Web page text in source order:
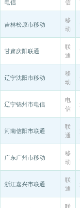
电信
信
吉林松原市移动
移
动
甘肃庆阳联通
联
通
辽宁沈阳市移动
移
动
辽宁锦州市电信
电
信
河南信阳市联通
联
通
广东广州市移动
移
动
浙江嘉兴市联通
联
通
联